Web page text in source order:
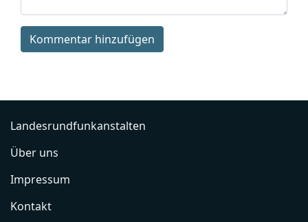
Kommentar hinzufügen
Landesrundfunkanstalten
Über uns
Impressum
Kontakt